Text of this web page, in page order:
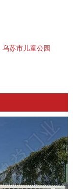
乌苏市儿童公园